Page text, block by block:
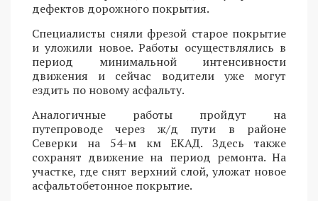
дефектов дорожного покрытия.
Специалисты сняли фрезой старое покрытие
и уложили новое. Работы осуществлялись в
период минимальной интенсивности
движения и сейчас водители уже могут
ездить по новому асфальту.
Аналогичные работы пройдут на
путепроводе через ж/д пути в районе
Северки на 54-м км ЕКАД. Здесь также
сохранят движение на период ремонта. На
участке, где снят верхний слой, уложат новое
асфальтобетонное покрытие.